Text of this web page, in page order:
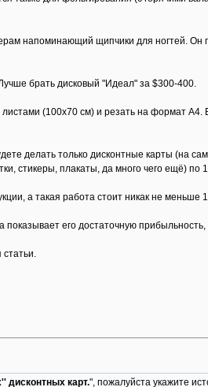
напоминающий щипчики для ногтей. Он
брать дисковый "Идеал" за $300-400.
(100х70 см) и резать на формат
делать только дисконтные карты (на
стикеры, плакаты, да много чего ещё) по
а такая работа стоит никак не меньше
его достаточную
дисконтных карт.", пожалуйста укажите